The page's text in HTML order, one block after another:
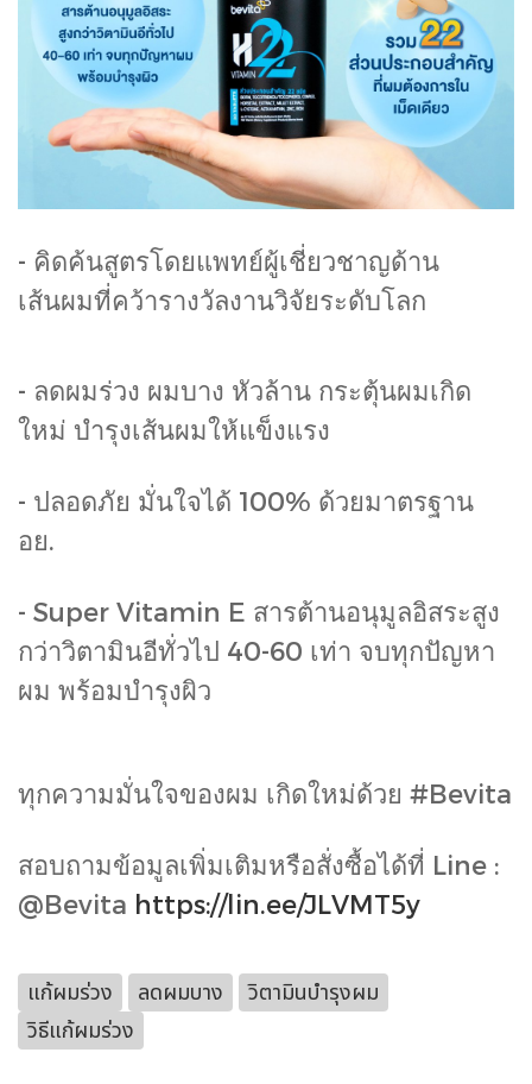
- คิดค้นสูตรโดยแพทย์ผู้เชี่ยวชาญด้าน
เส้นผมที่คว้ารางวัลงานวิจัยระดับโลก
- ลดผมร่วง ผมบาง หัวล้าน กระตุ้นผมเกิด
ใหม่ บำรุงเส้นผมให้แข็งแรง
- ปลอดภัย มั่นใจได้ 100% ด้วยมาตรฐาน
อย.
- Super Vitamin E สารต้านอนุมูลอิสระสูง
กว่าวิตามินอีทั่วไป 40-60 เท่า จบทุกปัญหา
ผม พร้อมบำรุงผิว
ทุกความมั่นใจของผม เกิดใหม่ด้วย #Bevita
สอบถามข้อมูลเพิ่มเติมหรือสั่งซื้อได้ที่ Line :
@Bevita https://lin.ee/JLVMT5y
แก้ผมร่วง ลดผมบาง
วิตามินบำรุงผม
วิธีแก้ผมร่วง